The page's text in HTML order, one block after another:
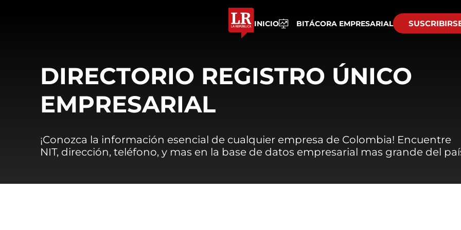
INICIO BITÁCORA EMPRESARIAL
DIRECTORIO REGISTRO ÚNICO
EMPRESARIAL
¡Conozca la información esencial de cualquier empresa de Colombia! Encuentre
NIT, dirección, teléfono, y mas en la base de datos empresarial mas grande del